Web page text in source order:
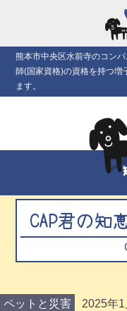
熊本市中央区水前寺のコン
師(国家資格)の資格を持つ増
ます。
CAP君の知
ペットと災害 2025年1